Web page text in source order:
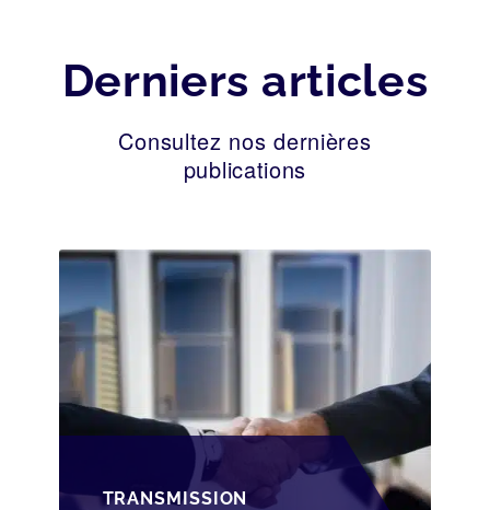
Derniers articles
Consultez nos dernières
publications
TRANSMISSION